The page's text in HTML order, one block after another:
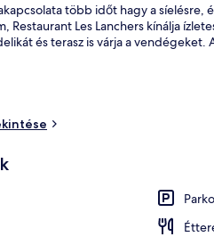
több időt hagy a
Restaurant Les Lanchers kínálja
és terasz is várja a